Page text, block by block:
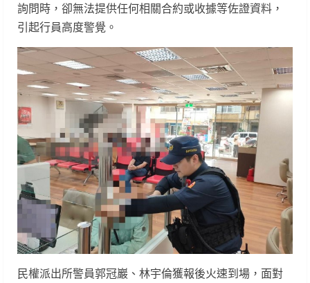
詢問時，卻無法提供任何相關合約或收據等佐證資料，
引起行員高度警覺。
民權派出所警員郭冠巖、林宇倫獲報後火速到場，面對